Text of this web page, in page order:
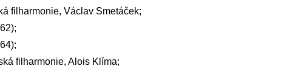
filharmonie, Václav Smetáček;
filharmonie, Alois Klíma;